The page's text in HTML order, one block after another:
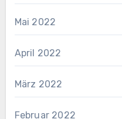
Mai 2022
April 2022
März 2022
Februar 2022